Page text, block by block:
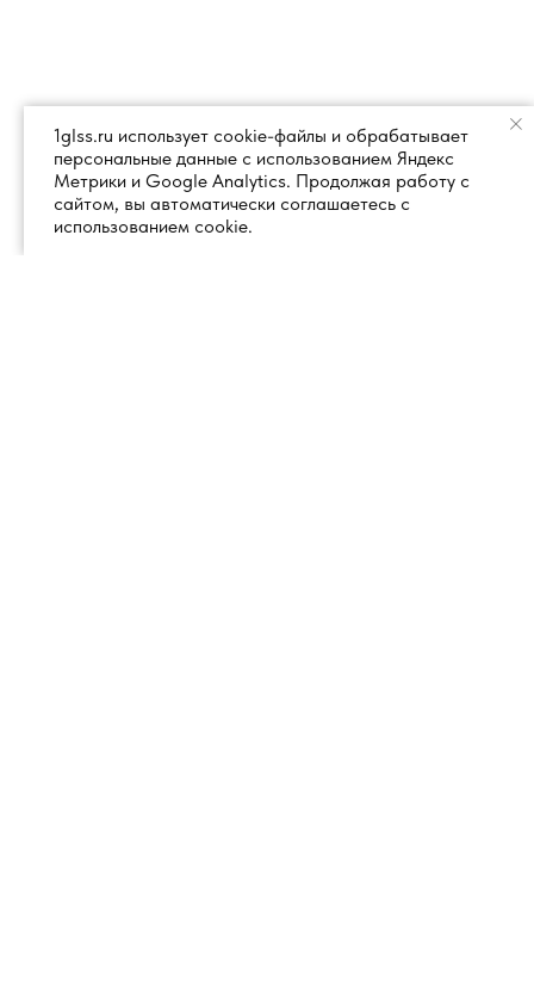
1glss.ru использует cookie-файлы и обрабатывает
персональные данные с использованием Яндекс
Метрики и Google Analytics. Продолжая работу с
сайтом, вы автоматически соглашаетесь с
использованием cookie.